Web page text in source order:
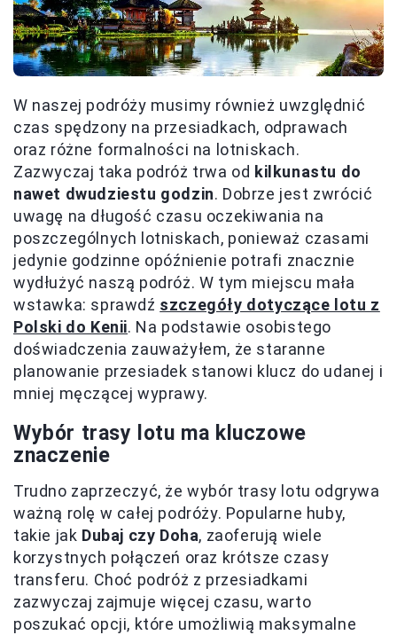
W naszej podróży musimy również uwzględnić
czas spędzony na przesiadkach, odprawach
oraz różne formalności na lotniskach.
Zazwyczaj taka podróż trwa od kilkunastu do
nawet dwudziestu godzin. Dobrze jest zwrócić
uwagę na długość czasu oczekiwania na
poszczególnych lotniskach, ponieważ czasami
jedynie godzinne opóźnienie potrafi znacznie
wydłużyć naszą podróż. W tym miejscu mała
wstawka: sprawdź szczegóły dotyczące lotu z
Polski do Kenii. Na podstawie osobistego
doświadczenia zauważyłem, że staranne
planowanie przesiadek stanowi klucz do udanej i
mniej męczącej wyprawy.
Wybór trasy lotu ma kluczowe
znaczenie
Trudno zaprzeczyć, że wybór trasy lotu odgrywa
ważną rolę w całej podróży. Popularne huby,
takie jak Dubaj czy Doha, zaoferują wiele
korzystnych połączeń oraz krótsze czasy
transferu. Choć podróż z przesiadkami
zazwyczaj zajmuje więcej czasu, warto
poszukać opcji, które umożliwią maksymalne